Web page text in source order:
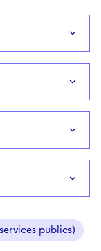
publics)